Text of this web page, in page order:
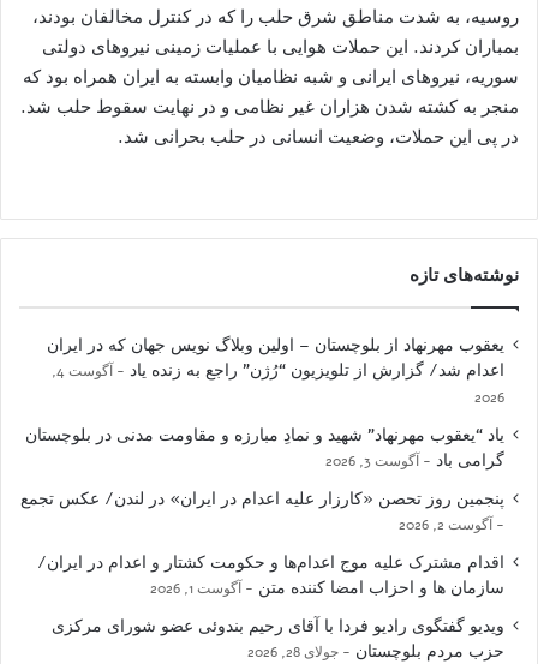
روسیه، به شدت مناطق شرق حلب را که در کنترل مخالفان بودند،
بمباران کردند. این حملات هوایی با عملیات زمینی نیروهای دولتی
سوریه، نیروهای ایرانی و شبه نظامیان وابسته به ایران همراه بود که
منجر به کشته شدن هزاران غیر نظامی و در نهایت سقوط حلب شد.
در پی این حملات، وضعیت انسانی در حلب بحرانی شد.
نوشته‌های تازه
یعقوب مهرنهاد از بلوچستان – اولین وبلاگ نویس جهان که در ایران
اعدام شد/ گزارش از تلویزیون “رُژن” راجع به زنده یاد
آگوست 4,
2026
یاد “یعقوب مهرنهاد” شهید و نمادِ مبارزه و مقاومت مدنی در بلوچستان
گرامی باد
آگوست 3, 2026
پنجمین روز تحصن «کارزار علیه اعدام در ایران» در لندن/ عکس تجمع
آگوست 2, 2026
اقدام مشترک علیه موج اعدام‌ها و حکومت کشتار و اعدام در ایران/
سازمان ها و احزاب امضا کننده متن
آگوست 1, 2026
ویدیو گفتگوی رادیو فردا با آقای رحیم بندوئی عضو شورای مرکزی
حزب مردم بلوچستان
جولای 28, 2026